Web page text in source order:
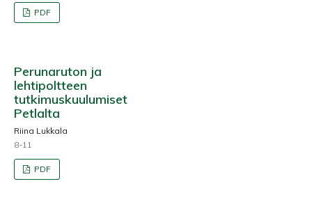
PDF
Perunaruton ja
lehtipoltteen
tutkimuskuulumiset
Petlalta
Riina Lukkala
8-11
PDF